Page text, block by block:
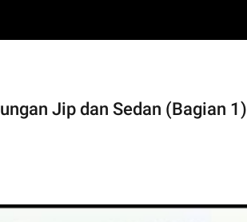
Jip dan Sedan (Bagian 1)